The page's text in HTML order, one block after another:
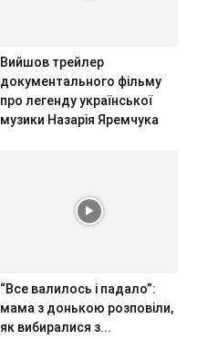
Вийшов трейлер
документального фільму
про легенду української
музики Назарія Яремчука
“Все валилось і падало”:
мама з донькою розповіли,
як вибиралися з...